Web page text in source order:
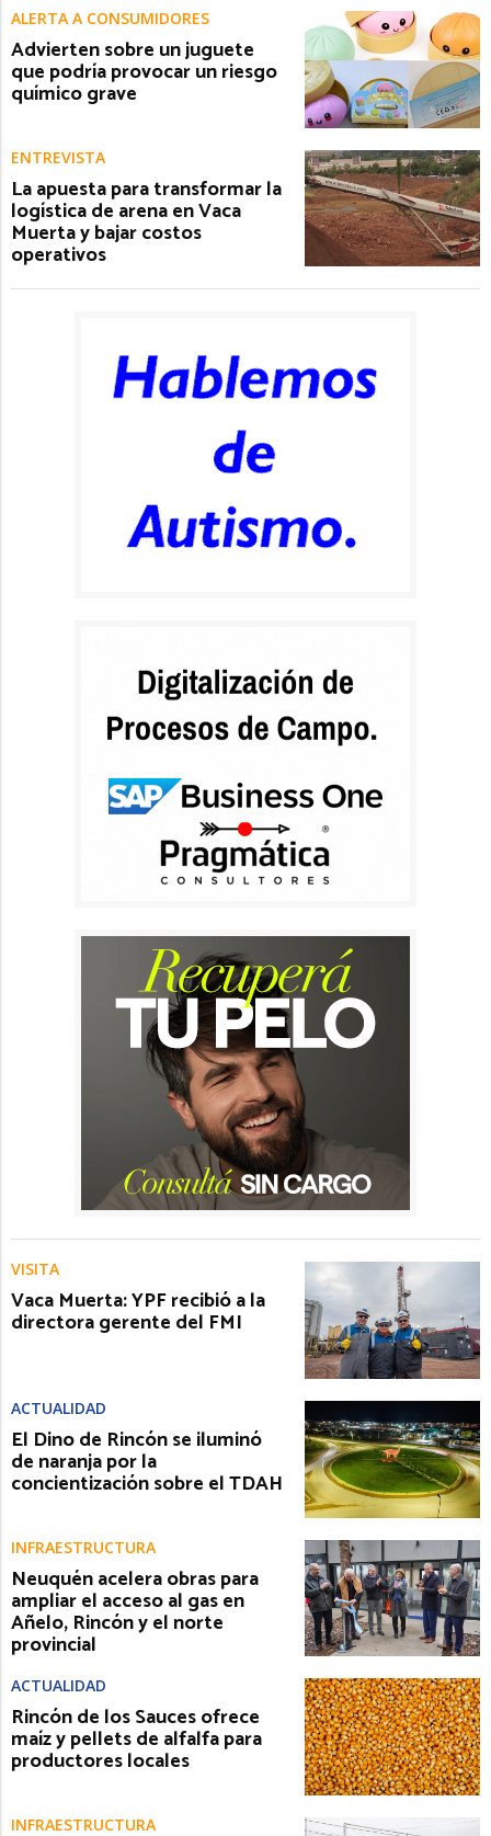
ALERTA A CONSUMIDORES
Advierten sobre un juguete
que podría provocar un riesgo
químico grave
ENTREVISTA
La apuesta para transformar la
logística de arena en Vaca
Muerta y bajar costos
operativos
VISITA
Vaca Muerta: YPF recibió a la
directora gerente del FMI
ACTUALIDAD
El Dino de Rincón se iluminó
de naranja por la
concientización sobre el TDAH
INFRAESTRUCTURA
Neuquén acelera obras para
ampliar el acceso al gas en
Añelo, Rincón y el norte
provincial
ACTUALIDAD
Rincón de los Sauces ofrece
maíz y pellets de alfalfa para
productores locales
INFRAESTRUCTURA